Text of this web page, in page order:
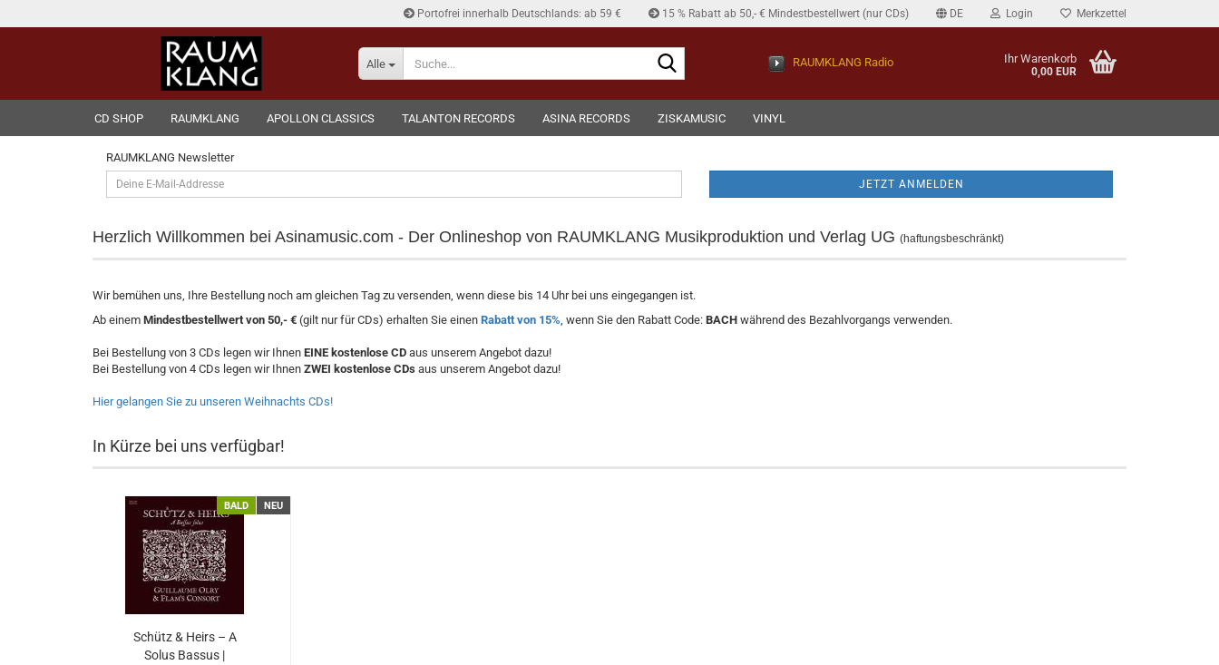
Portofrei innerhalb Deutschlands: ab 59 € 15 % Rabatt ab 50,- € Mindestbestellwert (nur CDs) DE Login Merkzettel
Alle RAUMKLANG Radio Ihr Warenkorb
0,00 EUR
CD SHOP RAUMKLANG APOLLON CLASSICS TALANTON RECORDS ASINA RECORDS ZISKAMUSIC VINYL
RAUMKLANG Newsletter
Deine
E-
Herzlich Willkommen bei Asinamusic.com - Der Onlineshop von RAUMKLANG Musikproduktion und Verlag UG (haftungsbeschränkt)
Wir bemühen uns, Ihre Bestellung noch am gleichen Tag zu versenden, wenn diese bis 14 Uhr bei uns eingegangen ist.
Ab einem Mindestbestellwert von 50,- € (gilt nur für CDs) erhalten Sie einen Rabatt von 15%, wenn Sie den Rabatt Code: BACH während des Bezahlvorgangs verwenden.
Bei Bestellung von 3 CDs legen wir Ihnen EINE kostenlose CD aus unserem Angebot dazu!
Bei Bestellung von 4 CDs legen wir Ihnen ZWEI kostenlose CDs aus unserem Angebot dazu!
Hier gelangen Sie zu unseren Weihnachts CDs!
In Kürze bei uns verfügbar!
BALD NEU
Schütz & Heirs – A
Solus Bassus |